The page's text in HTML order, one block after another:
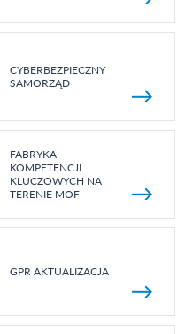
CYBERBEZPIECZNY
SAMORZĄD
FABRYKA
KOMPETENCJI
KLUCZOWYCH NA
TERENIE MOF
GPR AKTUALIZACJA